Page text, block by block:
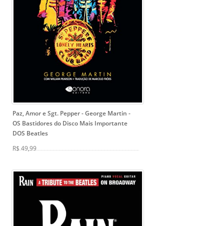
Paz, Amor e Sgt. Pepper - George Martin -
OS Bastidores do Disco Mais Importante
DOS Beatles
R$ 49,99